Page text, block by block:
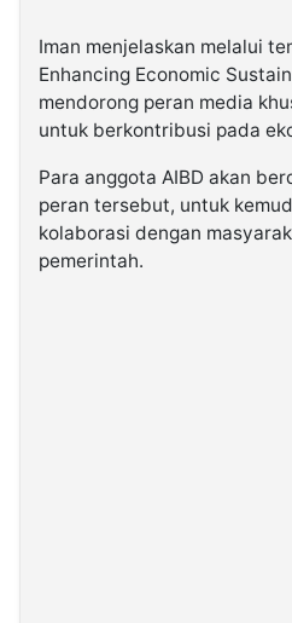
Iman menjelaskan melalui
Enhancing Economic
mendorong peran media
untuk berkontribusi pada
Para anggota AIBD akan
peran tersebut, untuk
kolaborasi dengan
pemerintah.